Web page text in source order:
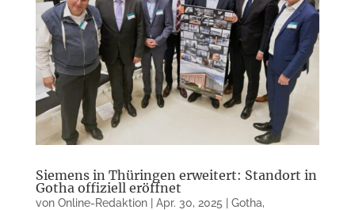
Siemens in Thüringen erweitert: Standort in
Gotha offiziell eröffnet
von Online-Redaktion| Apr. 30, 2025 Gotha,